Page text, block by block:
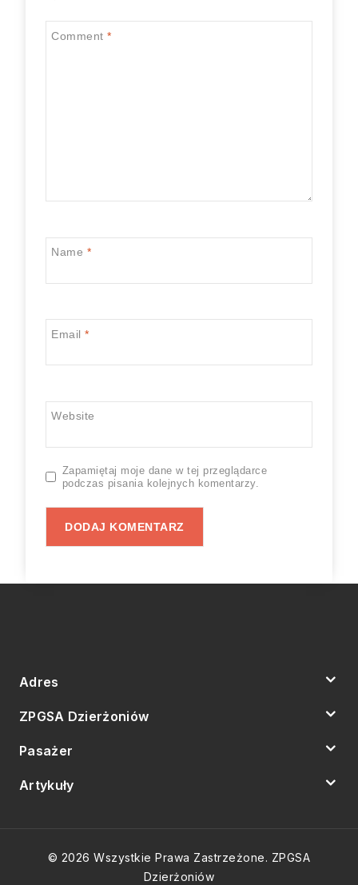
Comment *
Name *
Email *
Website
Zapamiętaj moje dane w tej przeglądarce
podczas pisania kolejnych komentarzy.
Adres
ZPGSA Dzierżoniów
Pasażer
Artykuły
© 2026 Wszystkie Prawa Zastrzeżone. ZPGSA
Dzierżoniów